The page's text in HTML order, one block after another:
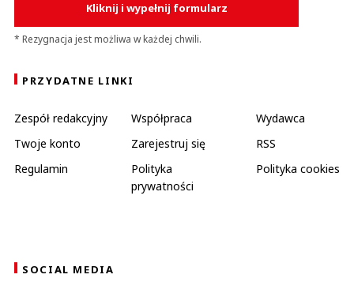
Kliknij i wypełnij formularz
* Rezygnacja jest możliwa w każdej chwili.
PRZYDATNE LINKI
Zespół redakcyjny Współpraca
Wydawca
Twoje konto
Zarejestruj się
RSS
Regulamin
Polityka
prywatności
Polityka cookies
SOCIAL MEDIA